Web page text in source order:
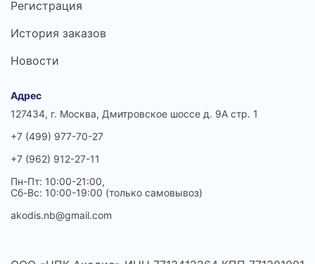
Регистрация
История заказов
Новости
Адрес
127434, г. Москва, Дмитровское шоссе д. 9А стр. 1
+7 (499) 977-70-27
+7 (962) 912-27-11
Пн-Пт: 10:00-21:00,
Сб-Вс: 10:00-19:00 (только самовывоз)
akodis.nb@gmail.com